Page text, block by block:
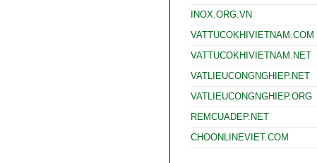
INOX.ORG.VN
VATTUCOKHIVIETNAM.COM
VATTUCOKHIVIETNAM.NET
VATLIEUCONGNGHIEP.NET
VATLIEUCONGNGHIEP.ORG
REMCUADEP.NET
CHOONLINEVIET.COM